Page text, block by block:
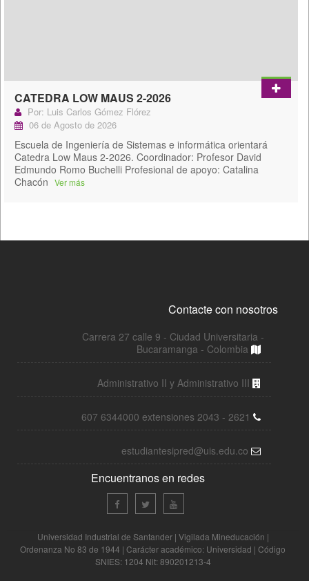
CATEDRA LOW MAUS 2-2026
Por: Luis Carlos Gómez Flórez
06 de Agosto de 2026
Escuela de Ingeniería de Sistemas e informática orientará
Catedra Low Maus 2-2026. Coordinador: Profesor David
Edmundo Romo Buchelli Profesional de apoyo: Catalina
Chacón Ver más
Contacte con nosotros
Carrera 27 calle 9 - Ciudad Universitaria -
Bucaramanga - Colombia
Administrativo II y Administrativo III
607 6344000 extensiones 2043 - 2621
estudiantesipred@uis.edu.co
Encuentranos en redes
Universidad Industrial de Santander | Vigilada Mineducación |
Ordenanza No 83 de 1944 | Carácter académico: Universidad | Código
SNIES: 1204 Nit: 890201213-4